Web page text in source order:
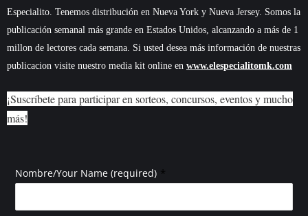
Especialito. Tenemos distribución en Nueva York y Nueva Jersey. Somos la
publicación semanal más grande en Estados Unidos, alcanzando a más de 1
millon de lectores cada semana. Si usted desea más información de nuestras
publicacion visite nuestro media kit online en www.elespecialitomk.com
¡Suscríbete para participar en sorteos, concursos, eventos y mucho
más!
Nombre/Your Name (required) *